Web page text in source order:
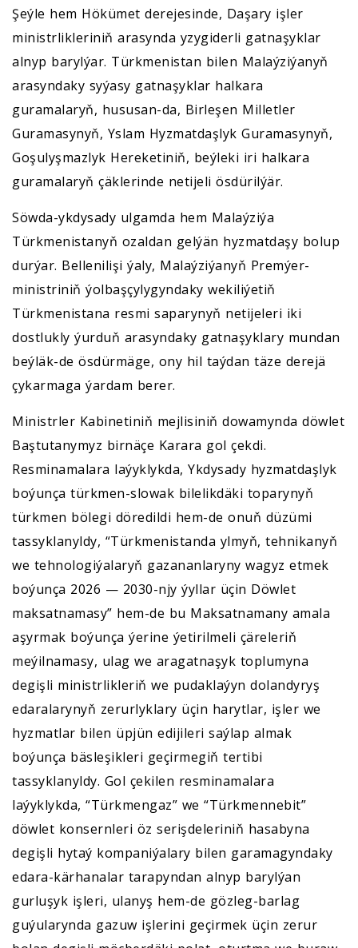
Şeýle hem Hökümet derejesinde, Daşary işler
ministrlikleriniň arasynda yzygiderli gatnaşyklar
alnyp barylýar. Türkmenistan bilen Malaýziýanyň
arasyndaky syýasy gatnaşyklar halkara
guramalaryň, hususan-da, Birleşen Milletler
Guramasynyň, Yslam Hyzmatdaşlyk Guramasynyň,
Goşulyşmazlyk Hereketiniň, beýleki iri halkara
guramalaryň çäklerinde netijeli ösdürilýär.
Söwda-ykdysady ulgamda hem Malaýziýa
Türkmenistanyň ozaldan gelýän hyzmatdaşy bolup
durýar. Bellenilişi ýaly, Malaýziýanyň Premýer-
ministriniň ýolbaşçylygyndaky wekiliýetiň
Türkmenistana resmi saparynyň netijeleri iki
dostlukly ýurduň arasyndaky gatnaşyklary mundan
beýläk-de ösdürmäge, ony hil taýdan täze derejä
çykarmaga ýardam berer.
Ministrler Kabinetiniň mejlisiniň dowamynda döwlet
Baştutanymyz birnäçe Karara gol çekdi.
Resminamalara laýyklykda, Ykdysady hyzmatdaşlyk
boýunça türkmen-slowak bilelikdäki toparynyň
türkmen bölegi döredildi hem-de onuň düzümi
tassyklanyldy, “Türkmenistanda ylmyň, tehnikanyň
we tehnologiýalaryň gazananlaryny wagyz etmek
boýunça 2026 — 2030-njy ýyllar üçin Döwlet
maksatnamasy” hem-de bu Maksatnamany amala
aşyrmak boýunça ýerine ýetirilmeli çäreleriň
meýilnamasy, ulag we aragatnaşyk toplumyna
degişli ministrlikleriň we pudaklaýyn dolandyryş
edaralarynyň zerurlyklary üçin harytlar, işler we
hyzmatlar bilen üpjün edijileri saýlap almak
boýunça bäsleşikleri geçirmegiň tertibi
tassyklanyldy. Gol çekilen resminamalara
laýyklykda, “Türkmengaz” we “Türkmennebit”
döwlet konsernleri öz serişdeleriniň hasabyna
degişli hytaý kompaniýalary bilen garamagyndaky
edara-kärhanalar tarapyndan alnyp barylýan
gurluşyk işleri, ulanyş hem-de gözleg-barlag
guýularynda gazuw işlerini geçirmek üçin zerur